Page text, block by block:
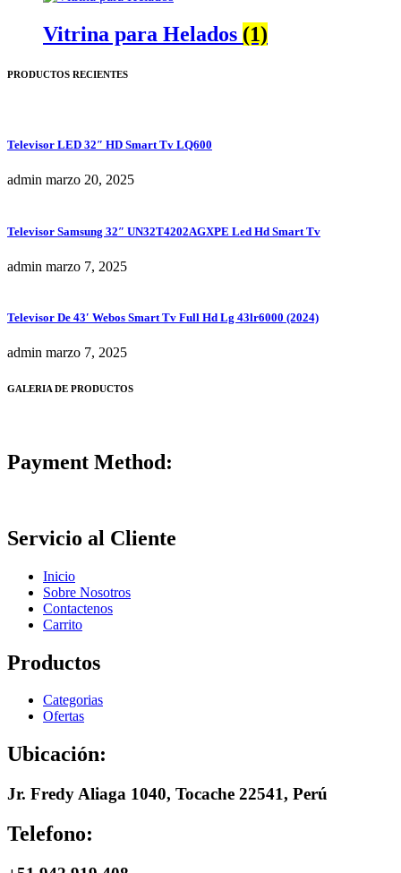
Vitrina para Helados (1)
PRODUCTOS RECIENTES
Televisor LED 32″ HD Smart Tv LQ600
admin marzo 20, 2025
Televisor Samsung 32″ UN32T4202AGXPE Led Hd Smart Tv
admin marzo 7, 2025
Televisor De 43′ Webos Smart Tv Full Hd Lg 43lr6000 (2024)
admin marzo 7, 2025
GALERIA DE PRODUCTOS
Payment Method:
Servicio al Cliente
Inicio
Sobre Nosotros
Contactenos
Carrito
Productos
Categorias
Ofertas
Ubicación:
Jr. Fredy Aliaga 1040, Tocache 22541, Perú
Telefono: